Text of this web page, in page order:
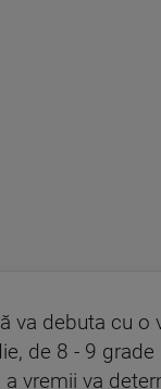
va debuta cu
de 8 - 9
vremii va